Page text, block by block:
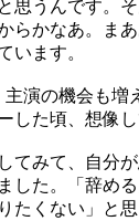
思うんです。
らかなあ。まあ
います。
演の機会も増
した頃、想像
てみて、自分が
した。「辞め
たくない」と